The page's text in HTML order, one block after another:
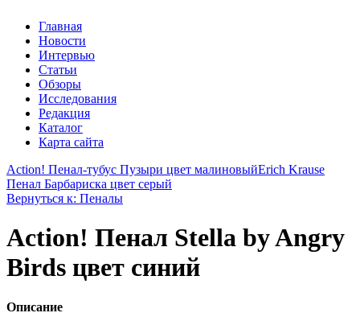
Главная
Новости
Интервью
Статьи
Обзоры
Исследования
Редакция
Каталог
Карта сайта
Action! Пенал-тубус Пузыри цвет малиновыйErich Krause
Пенал Барбариска цвет серый
Вернуться к: Пеналы
Action! Пенал Stella by Angry
Birds цвет синий
Описание